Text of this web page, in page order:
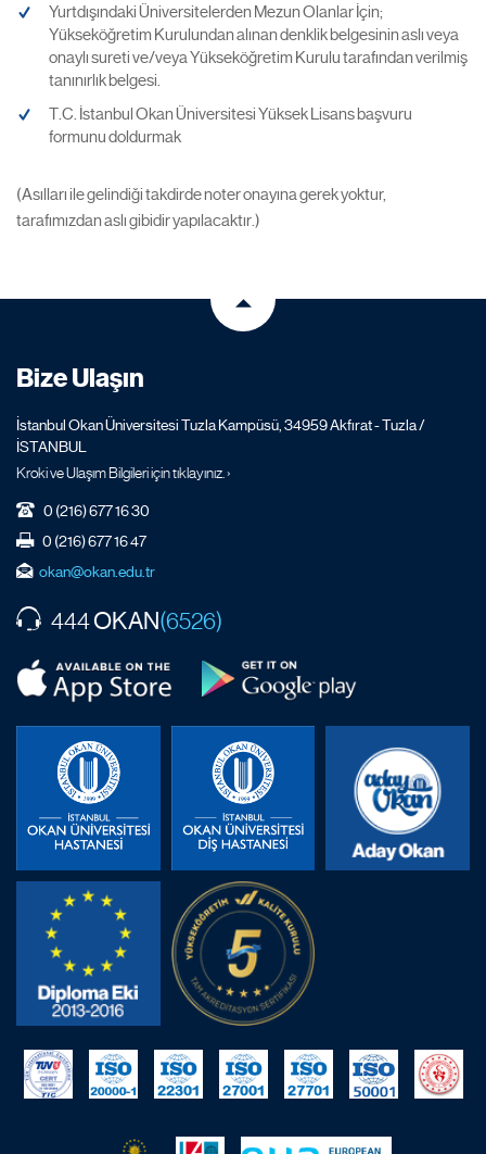
Yurtdışındaki Üniversitelerden Mezun Olanlar İçin;
Yükseköğretim Kurulundan alınan denklik belgesinin aslı veya
onaylı sureti ve/veya Yükseköğretim Kurulu tarafından verilmiş
tanınırlık belgesi.
T.C. İstanbul Okan Üniversitesi Yüksek Lisans başvuru
formunu doldurmak
(Asılları ile gelindiği takdirde noter onayına gerek yoktur,
tarafımızdan aslı gibidir yapılacaktır.)
Bize Ulaşın
İstanbul Okan Üniversitesi Tuzla Kampüsü, 34959 Akfırat - Tuzla /
İSTANBUL
Kroki ve Ulaşım Bilgileri için tıklayınız. ›
0 (216) 677 16 30
0 (216) 677 16 47
okan@okan.edu.tr
444OKAN(6526)